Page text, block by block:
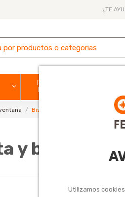
Utilizamos
¿TE
Pintura y
Bisagras de puerta y barras
y barras